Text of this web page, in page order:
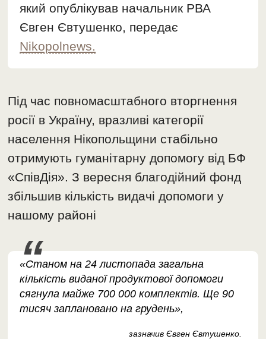
який опублікував начальник РВА
Євген Євтушенко, передає
Nikopolnews.
Під час повномасштабного вторгнення
росії в Україну, вразливі категорії
населення Нікопольщини стабільно
отримують гуманітарну допомогу від БФ
«СпівДія». З вересня благодійний фонд
збільшив кількість видачі допомоги у
нашому районі
«Станом на 24 листопада загальна
кількість виданої продуктової допомоги
сягнула майже 700 000 комплектів. Ще 90
тисяч заплановано на грудень»,
зазначив Євген Євтушенко.